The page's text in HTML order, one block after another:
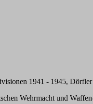
1941 - 1945,
Wehrmacht und